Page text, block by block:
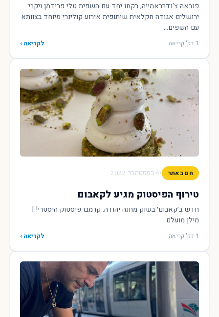
פנבאה צ'נדרראמייה, רקחו יחד עם השפית טלי פרידמן ויקבי
ירושלים אגודה חקלאית שיתופית אירוע קולינרי מיוחד בצוותא
עם השפים...
1 דק' קריאה לקריאה ›
חם באתר •4 בספטמבר 2022
טירוף הפיסטוק מגיע לקאבום
חדש ב׳קאבום׳ בשוק מחנה יהודה: קרמבו פיסטוק היסטרי! |
מילן מועלם
1 דק' קריאה לקריאה ›